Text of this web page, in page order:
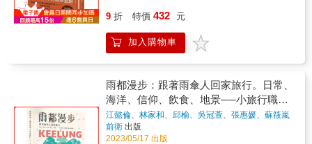
好。——Stella So（香港漫畫家）Ø素樸但細
膩的手繪筆觸、簡短而安靜的娓娓敘述，台南
城市與生活之美，就在圖裡文裡歷歷展現。在
熟悉熟稔，讀之，心弦輕悄悄被撩動了，無比
親切懷念。——葉怡蘭（飲食旅遊作家）Ø鱷魚
不是惡魚，她脾氣極好，但畫畫這件事，執著
極牛。朋友中她話不多，但畫很多，速度快。
帶著柔骨，傳神如一幅幅風景台南。故鄉是鱷
歷史街區｜艋舺青山宮｜艋舺清水巖｜宜蘭地
｜南興廟｜宜蘭演藝廳｜臺灣戲劇館｜宜蘭縣
史館｜大甲車站｜糕餅街｜大甲鎮瀾宮｜林氏
貞孝坊｜蔣公路｜大甲文昌祠｜野人讀冊店｜
鹿港龍山寺｜摸乳巷｜意樓｜甕牆｜丁家古厝
｜鹿港民俗文物館｜後車隘門｜鹿港天后宮｜
嘉義舊監獄｜東市場｜嘉義城隍廟｜勝安堂百
草舖｜提娜多咖啡｜國華街｜中央噴水池｜二
通｜五妃廟｜開基臨水夫人媽廟｜台南愛國婦
人館｜莉莉水果店｜台南林百貨｜台南孔廟｜
合人走路的環島步道，但靠著智慧型手機、覆
蓋率極高的電信網，還有蛛網般的公路──善用
這些基礎公共建設，任何一位徒步者都能按照
人醫師吳佳璇重新找回、培養自己一度被生活
埋沒的「走路體質」，同時找到一群來自各行
各業，不同世代但志同道合的朋友一起走路，
並期待與更多人，當然包括親愛的讀者，在某
條步道上相會。 & 【專文推薦】 水瓶子 青田
動，只是獨來獨往的釣客，在此寫生，我們完
全不被任何人事物打擾，明顯感受到漁港寂寥
歷史，曾經有很多繁華的往事。」──陳玉珠
「風景寫生是很重要的生活調適，可以暫時離
開以人權迫害為主要創作題材的沉重情境，享
受流浪的感覺。 而漁港寫生是很寫意的，因為
多在距離村落有一點腳程的地方。人少了，就
顯得步調不慌不忙，有時一面畫著一面思緒會
隨處飄揚&hellip;&hellip;」──陳武鎮 本書特色
◇彩繪台灣71座大小漁港，142幅油彩作品展現
寶島之美。 ◇透過兩位創作者的畫作和文字，
埤，名門廟宇遙遙對場，這𥚃是匠師的武林；
在安平古堡眺望鹽水溪，想到阿公所說風景近
似的泰唔士河畔立奇蒙丘⋯⋯ 作為超級阿公古
為知名歐洲線導遊。四年前因疫情返台，為紀
念阿公，循著兒時記憶，再走一次阿公曾帶他
去過的地方、吃過的美食。但就在這往返尋踏
的過程中，看廟宇美學、吃道地小吃，活潑新
想法激盪兒時舊回憶，他也走出屬於自己的足
9 折 特價 432 元
加入購物車
雨都漫步：跟著雨傘人回家旅行。日常、
海洋、信仰、飲食、地景──小旅行職人
踏查基隆五種維度
江懿倫、林家和、邱榆、吳冠萱、張惠媛、蘇筱嵐
著
前衛 出版
2023/05/17 出版